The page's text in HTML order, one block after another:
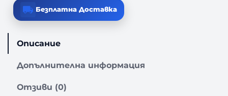
Безплатна Доставка
Описание
Допълнителна информация
Отзиви (0)